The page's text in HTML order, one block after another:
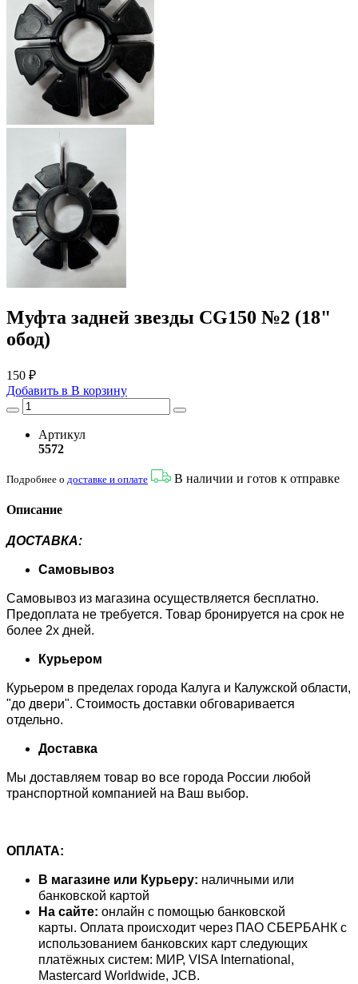
Муфта задней звезды CG150 №2 (18"
обод)
150 ₽
Добавить в В корзину
Артикул
5572
Подробнее о доставке и оплате В наличии и готов к отправке
Описание
ДОСТАВКА:
Самовывоз
Самовывоз из магазина осуществляется бесплатно.
Предоплата не требуется. Товар бронируется на срок не
более 2х дней.
Курьером
Курьером в пределах города Калуга и Калужской области,
"до двери". Стоимость доставки обговаривается
отдельно.
Доставка
Мы доставляем товар во все города России любой
транспортной компанией на Ваш выбор.
ОПЛАТА:
В магазине или Курьеру: наличными или
банковской картой
На сайте: онлайн с помощью банковской
карты. Оплата происходит через ПАО СБЕРБАНК с
использованием банковских карт следующих
платёжных систем: МИР, VISA International,
Mastercard Worldwide, JCB.